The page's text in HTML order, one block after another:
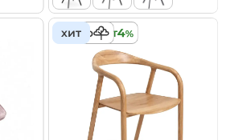
хит
деревокредит